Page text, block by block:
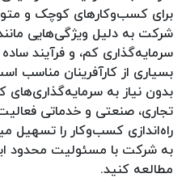
برای کسب‌وکارهای کوچک و
شرکت به دلیل ویژگی‌هایی
سرمایه‌گذاری کم، و فرآیند
بسیاری از کارآفرینان
بدون نیاز به
تجاری، صنعتی و خدماتی
راه‌اندازی کسب‌وکار را تسهیل
به شرکت با مسئولیت محدود
مطالعه کنید.